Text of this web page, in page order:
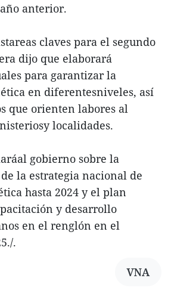
anterior.
claves para el segundo
dijo que elaborará
para garantizar la
en diferentesniveles, así
que orienten labores al
localidades.
gobierno sobre la
la estrategia nacional de
hasta 2024 y el plan
y desarrollo
en el renglón en el
.
VNA